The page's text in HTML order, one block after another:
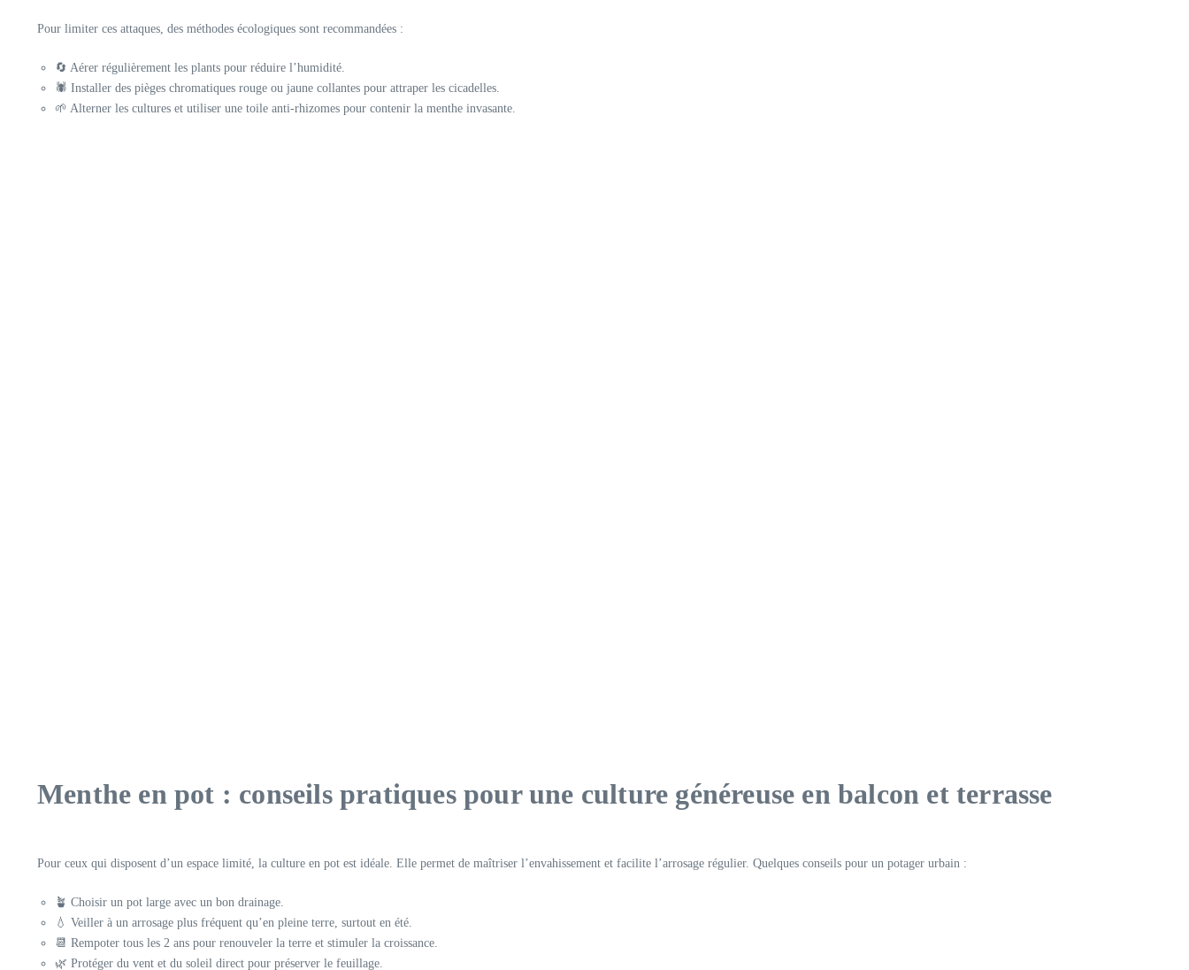
Pour limiter ces attaques, des méthodes écologiques sont recommandées :
🔄 Aérer régulièrement les plants pour réduire l’humidité.
🕷️ Installer des pièges chromatiques rouge ou jaune collantes pour attraper les cicadelles.
🌱 Alterner les cultures et utiliser une toile anti-rhizomes pour contenir la menthe invasante.
Menthe en pot : conseils pratiques pour une culture généreuse en balcon et terrasse
Pour ceux qui disposent d’un espace limité, la culture en pot est idéale. Elle permet de maîtriser l’envahissement et facilite l’arrosage régulier. Quelques conseils pour un potager urbain :
🪴 Choisir un pot large avec un bon drainage.
💧 Veiller à un arrosage plus fréquent qu’en pleine terre, surtout en été.
📆 Rempoter tous les 2 ans pour renouveler la terre et stimuler la croissance.
🌿 Protéger du vent et du soleil direct pour préserver le feuillage.